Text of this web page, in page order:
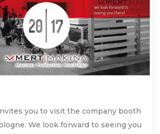
you to visit the company booth
We look forward to seeing you